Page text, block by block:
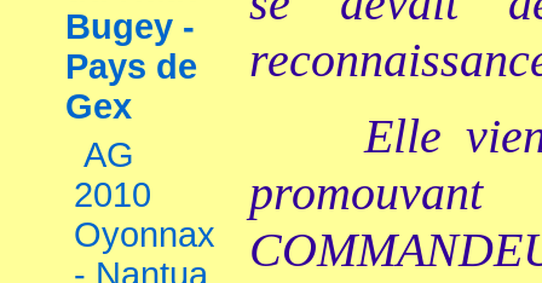
Bugey -
Pays de
Gex
AG
2010
Oyonnax
- Nantua
Elle